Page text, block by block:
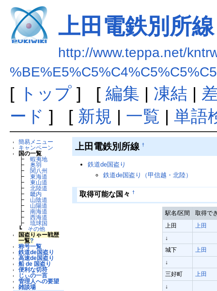
上田電鉄別所線
http://www.teppa.net/
[ トップ] [ 編集 | 凍結 |
ード ] [ 新規 | 一覧 | 単語
簡易メニュー
キャンペーン
国の一覧
┣蝦夷地
┣奥羽
┣ 関八州
┣東海道
┣東山道
┣北陸道
┣畿内
┣ 山陰道
┣ 山陽道
┣南海道
┣西海道
┣琉球国
┗ その他
国盗りゃー戦歴
一覧?
称号一覧
鉄道de国盗り
高速de国盗り
船 de 国盗り
便利な切符
じぃの一言
管理人への要望
雑談場
上田電鉄別所線 †
鉄道de国盗り
鉄道de国盗り（甲信越・北陸）
取得可能な国々 †
駅名/区間
取得で
上田
上田
↓
城下
上田
↓
三好町
上田
↓